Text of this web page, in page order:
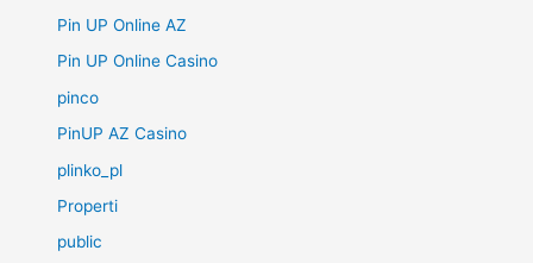
Pin UP Online AZ
Pin UP Online Casino
pinco
PinUP AZ Casino
plinko_pl
Properti
public